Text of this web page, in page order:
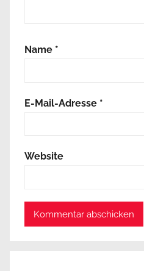
Name *
E-Mail-Adresse *
Website